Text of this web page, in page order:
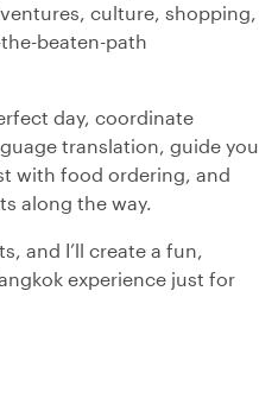
culture, shopping,
beaten-path
day, coordinate
translation, guide you
with food ordering, and
along the way.
and I’ll create a fun,
experience just for